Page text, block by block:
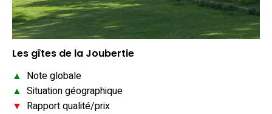
Les gîtes de la Joubertie
▲ Note globale
▲ Situation géographique
▼ Rapport qualité/prix